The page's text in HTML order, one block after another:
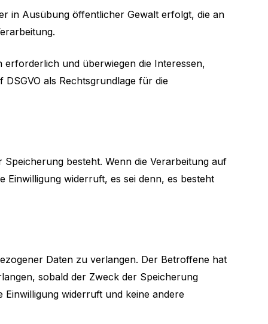
in Ausübung öffentlicher Gewalt erfolgt, die an
und überwiegen die Interessen,
als Rechtsgrundlage für die
besteht. Wenn die Verarbeitung auf
widerruft, es sei denn, es besteht
Daten zu verlangen. Der Betroffene hat
sobald der Zweck der Speicherung
widerruft und keine andere